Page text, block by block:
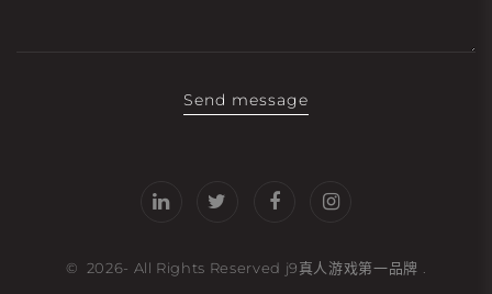
Send message
© 2026- All Rights Reserved j9真人游戏第一品牌